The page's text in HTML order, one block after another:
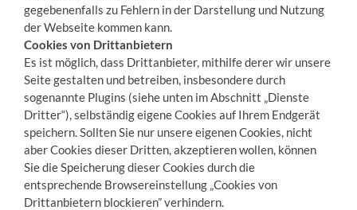
gegebenenfalls zu Fehlern in der Darstellung und Nutzung
der Webseite kommen kann.
Cookies von Drittanbietern
Es ist möglich, dass Drittanbieter, mithilfe derer wir unsere
Seite gestalten und betreiben, insbesondere durch
sogenannte Plugins (siehe unten im Abschnitt „Dienste
Dritter“), selbständig eigene Cookies auf Ihrem Endgerät
speichern. Sollten Sie nur unsere eigenen Cookies, nicht
aber Cookies dieser Dritten, akzeptieren wollen, können
Sie die Speicherung dieser Cookies durch die
entsprechende Browsereinstellung „Cookies von
Drittanbietern blockieren” verhindern.